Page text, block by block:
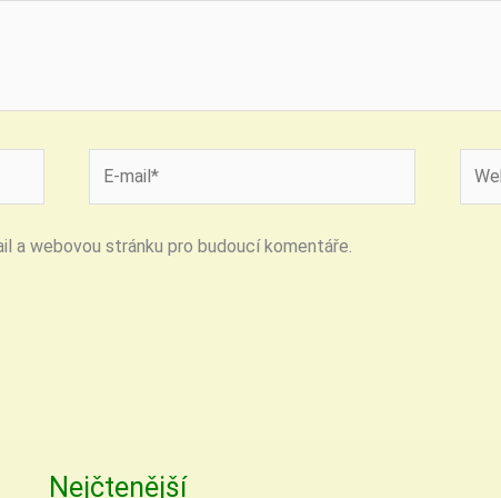
mail*
a webovou stránku pro budoucí komentáře.
Nejčtenější